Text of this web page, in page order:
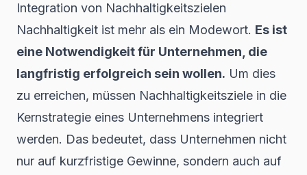
Integration von Nachhaltigkeitszielen
Nachhaltigkeit ist mehr als ein Modewort. Es ist
eine Notwendigkeit für Unternehmen, die
langfristig erfolgreich sein wollen. Um dies
zu erreichen, müssen Nachhaltigkeitsziele in die
Kernstrategie eines Unternehmens integriert
werden. Das bedeutet, dass Unternehmen nicht
nur auf kurzfristige Gewinne, sondern auch auf